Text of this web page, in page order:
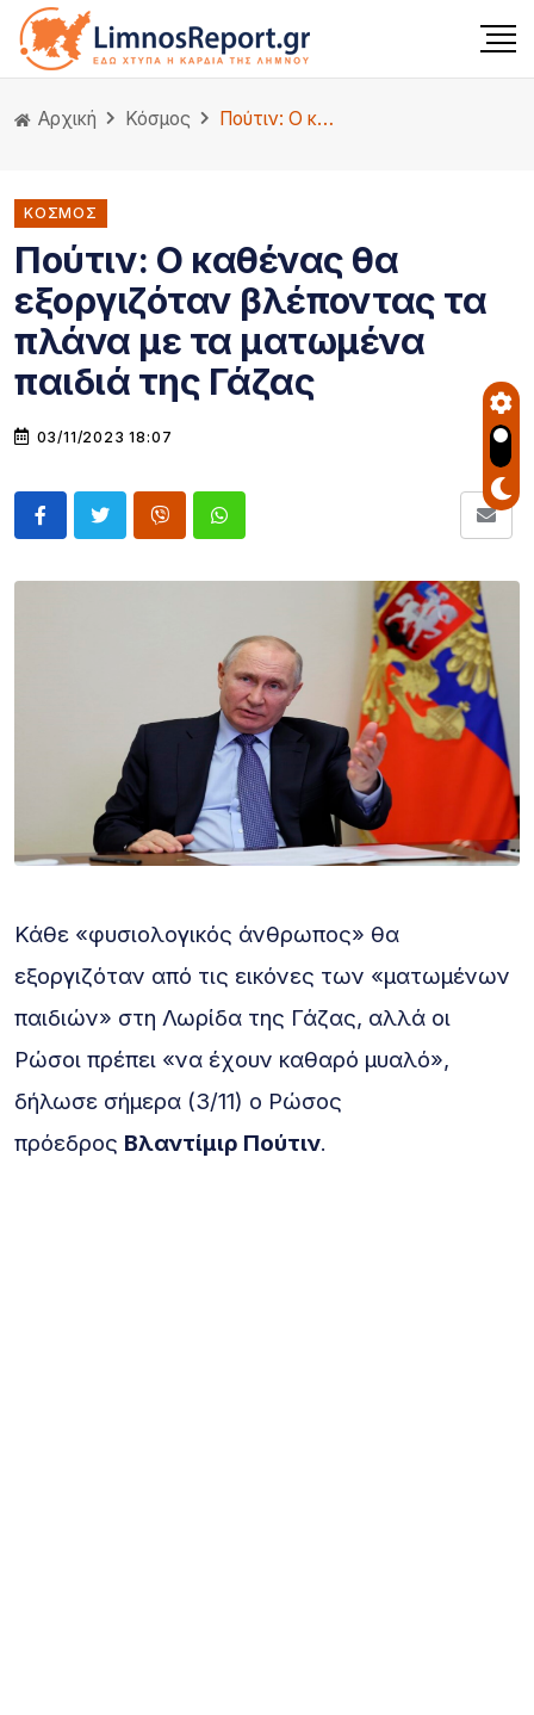
Αρχική Κόσμος Πούτιν: Ο καθένας θα εξοργιζόταν βλέποντας τα πλάνα με τα ματωμένα παιδιά της Γάζας
ΚΌΣΜΟΣ
Πούτιν: Ο καθένας θα
εξοργιζόταν βλέποντας τα
πλάνα με τα ματωμένα
παιδιά της Γάζας
03/11/2023 18:07
Κάθε «φυσιολογικός άνθρωπος» θα
εξοργιζόταν από τις εικόνες των «ματωμένων
παιδιών» στη Λωρίδα της Γάζας, αλλά οι
Ρώσοι πρέπει «να έχουν καθαρό μυαλό»,
δήλωσε σήμερα (3/11) ο Ρώσος
πρόεδρος Βλαντίμιρ Πούτιν.